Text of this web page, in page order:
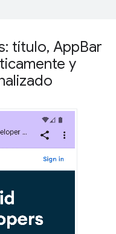
título, AppBar
y